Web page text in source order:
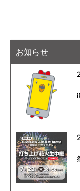
お知らせ